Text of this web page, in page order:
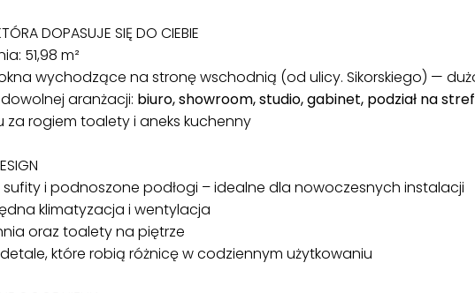
DOPASUJE SIĘ DO CIEBIE
51,98 m²
wychodzące na stronę wschodnią (od ulicy. Sikorskiego) —
aranżacji: biuro, showroom, studio, gabinet, podział na
za rogiem toalety i aneks kuchenny
i podnoszone podłogi – idealne dla nowoczesnych instalacji
klimatyzacja i wentylacja
oraz toalety na piętrze
które robią różnicę w codziennym użytkowaniu